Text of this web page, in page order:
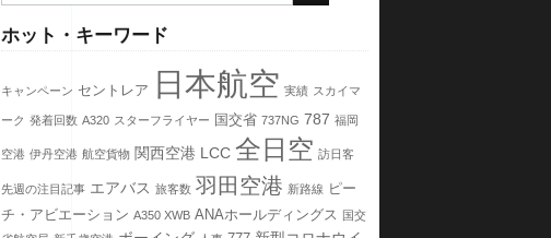
ホット・キーワード
キャンペーン セントレア 日本航空 実績 スカイマ
ーク 発着回数 A320 スターフライヤー 国交省 737NG 787 福岡
空港 伊丹空港 航空貨物 関西空港 LCC 全日空 訪日客
先週の注目記事 エアバス 旅客数 羽田空港 新路線
ピー
チ・アビエーション A350 XWB ANAホールディングス
国交